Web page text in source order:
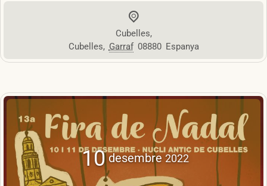
Cubelles,
Cubelles, Garraf 08880 Espanya
10 desembre 2022